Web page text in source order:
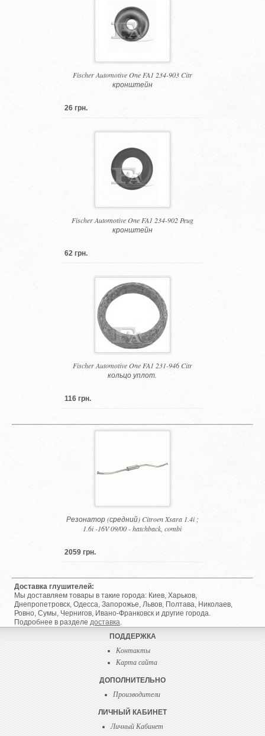
Fischer Automotive One FA1 234-903 Citr
кронштейн
26 грн.
Fischer Automotive One FA1 234-902 Peug
кронштейн
62 грн.
Fischer Automotive One FA1 231-946 Citr
кольцо уплот.
116 грн.
Резонатор (средний) Citroen Xsara 1.4i ;
1.6i -16V 09/00 - hatchback, combi
2059 грн.
Доставка глушителей:
Мы доставляем товары в такие города: Киев, Харьков,
Днепропетровск, Одесса, Запорожье, Львов, Полтава, Николаев,
Ровно, Сумы, Чернигов, Ивано-Франковск и другие города.
Подробнее в разделе доставка
ПОДДЕРЖКА
Контакты
Карта сайта
ДОПОЛНИТЕЛЬНО
Производители
ЛИЧНЫЙ КАБИНЕТ
Личный Кабинет